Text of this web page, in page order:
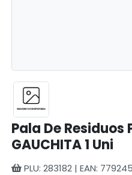
Pala De Residuos
GAUCHITA 1 Uni
PLU: 283182 | EAN: